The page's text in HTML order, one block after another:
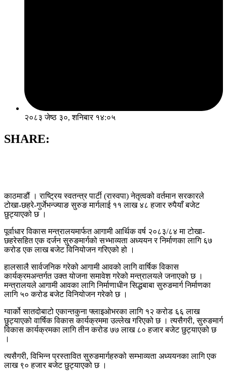
२०८३ जेष्ठ ३०, शनिबार १४:०५
SHARE:
काठमाडौं । राष्ट्रिय स्वतन्त्र पार्टी (रास्वपा) नेतृत्वको वर्तमान सरकारले
टोखा-छहरे-गुर्जेभन्ज्याङ सुरुङ मार्गलाई ११ लाख ४८ हजार रुपैयाँ बजेट
छुट्याएको छ ।
पूर्वाधार विकास मन्त्रालयमार्फत आगामी आर्थिक वर्ष २०८३/८४ मा टोखा-
छहरेसहित एक दर्जन सुरुङमार्गको सभ्भाव्यता अध्ययन र निर्माणका लागि ६७
करोड एक लाख बजेट विनियोजन गरिएको हो ।
हालसालै सार्वजनिक गरेको आगामी आवको लागि वार्षिक विकास
कार्यक्रमअन्तर्गत उक्त योजना समावेश गरेको मन्त्रालयले जनाएको छ ।
मन्त्रालयले आगामी आवका लागि निर्माणाधीन सिद्धबाबा सुरुङमार्ग निर्माणका
लागि ५० करोड बजेट विनियोजन गरेको छ ।
ग्वार्को सातदोबाटो एकान्तकुना फ्लाइओभरका लागि १२ करोड ६६ लाख
छुट्याएको वार्षिक विकास कार्यक्रममा उल्लेख गरिएको छ । त्यसैगरी, सुरुङमार्ग
विकास कार्यक्रमका लागि तीन करोड ७७ लाख ८० हजार बजेट छुट्याएको छ
।
त्यसैगरी, विभिन्न प्रस्तावित सुरुङमार्गहरुको सम्भाव्यता अध्ययनका लागि एक
लाख ९० हजार बजेट छुट्याएको छ ।